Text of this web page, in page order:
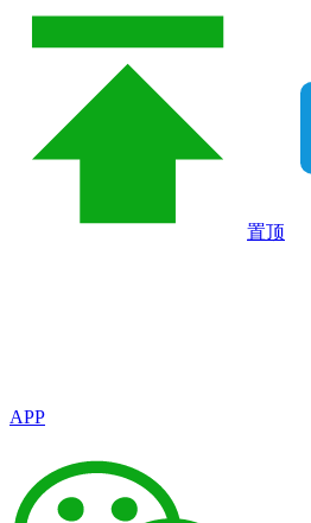
置顶
APP